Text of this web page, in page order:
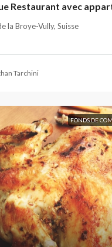
Restaurant avec
la Broye-Vully, Suisse
Tarchini
FONDS DE